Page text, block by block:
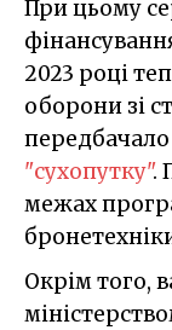
При цьому
2023 році
оборони зі
передбачало
"сухопутку".
межах
Окрім того,